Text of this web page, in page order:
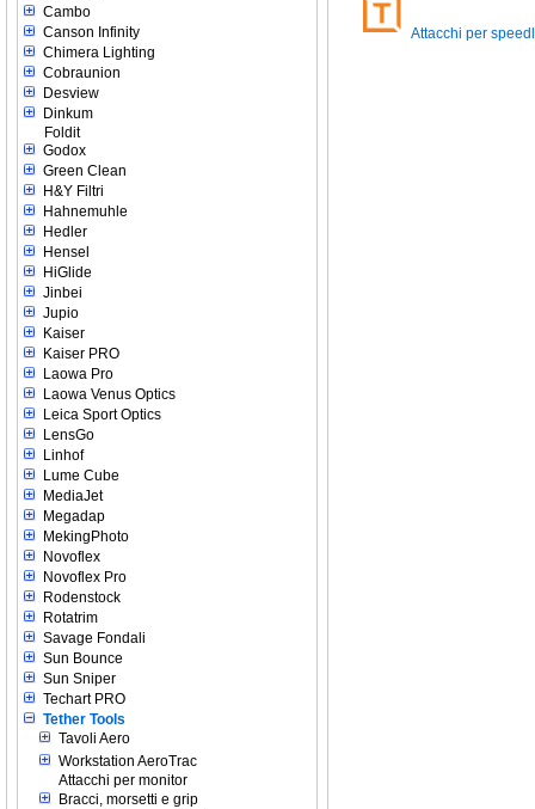
Cambo
Canson Infinity
Chimera Lighting
Cobraunion
Desview
Dinkum
Foldit
Godox
Green Clean
H&Y Filtri
Hahnemuhle
Hedler
Hensel
HiGlide
Jinbei
Jupio
Kaiser
Kaiser PRO
Laowa Pro
Laowa Venus Optics
Leica Sport Optics
LensGo
Linhof
Lume Cube
MediaJet
Megadap
MekingPhoto
Novoflex
Novoflex Pro
Rodenstock
Rotatrim
Savage Fondali
Sun Bounce
Sun Sniper
Techart PRO
Tether Tools
Tavoli Aero
Workstation AeroTrac
Attacchi per monitor
Bracci, morsetti e grip
Attacchi per